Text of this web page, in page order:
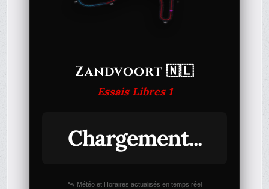
Zandvoort 🇳🇱
Essais Libres 1
Chargement...
🛰️ Météo et Horaires actualisés en temps réel